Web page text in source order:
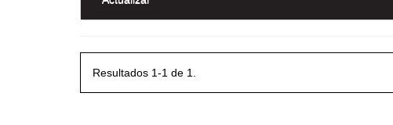
Resultados 1-1 de 1.